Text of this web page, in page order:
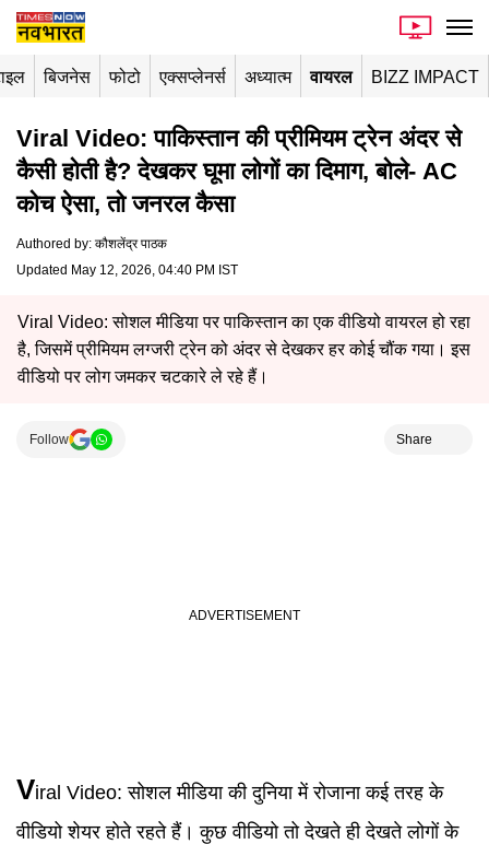
बिजनेस फोटो एक्सप्लेनर्स अध्यात्म वायरल BIZZ IMPACT
Viral Video: पाकिस्तान की प्रीमियम ट्रेन अंदर से
कैसी होती है? देखकर घूमा लोगों का दिमाग, बोले- AC
कोच ऐसा, तो जनरल कैसा
Authored by: कौशलेंद्र पाठक
Updated May 12, 2026, 04:40 PM IST
Viral Video: सोशल मीडिया पर पाकिस्तान का एक वीडियो वायरल हो रहा
है, जिसमें प्रीमियम लग्जरी ट्रेन को अंदर से देखकर हर कोई चौंक गया। इस
वीडियो पर लोग जमकर चटकारे ले रहे हैं।
Follow Share
Viral Video: सोशल मीडिया की दुनिया में रोजाना कई तरह के
वीडियो शेयर होते रहते हैं। कुछ वीडियो तो देखते ही देखते लोगों के